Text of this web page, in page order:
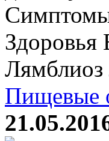
Лямблиоз
Пищевые